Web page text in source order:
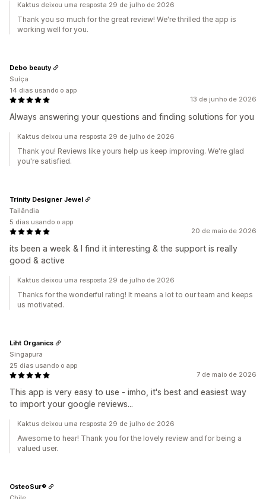
Kaktus deixou uma resposta 29 de julho de 2026
Thank you so much for the great review! We're thrilled the app is
working well for you.
13 de junho de 2026
Always answering your questions and finding solutions for you
Debo beauty
Suíça
14 dias usando o app
Kaktus deixou uma resposta 29 de julho de 2026
Thank you! Reviews like yours help us keep improving. We're glad
you're satisfied.
20 de maio de 2026
its been a week & I find it interesting & the support is really
good & active
Trinity Designer Jewel
Tailândia
5 dias usando o app
Kaktus deixou uma resposta 29 de julho de 2026
Thanks for the wonderful rating! It means a lot to our team and keeps
us motivated.
7 de maio de 2026
This app is very easy to use - imho, it's best and easiest way
to import your google reviews...
Liht Organics
Singapura
25 dias usando o app
Kaktus deixou uma resposta 29 de julho de 2026
Awesome to hear! Thank you for the lovely review and for being a
valued user.
OsteoSur®